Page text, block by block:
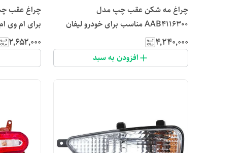
چراغ مه شکن عقب چپ مدل
AAB4116300 مناسب برای خودرو لیفان
X50
۴٬۲۴۰٬۰۰۰
افزودن به سبد
برای ام وی ام 110
۲٬۶۵۲٬۰۰۰